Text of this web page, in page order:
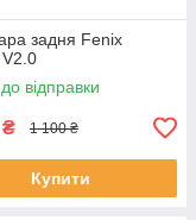
задня Fenix
відправки
₴ 1 100 ₴
Купити